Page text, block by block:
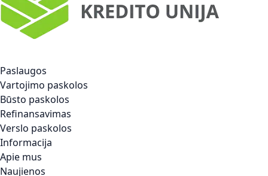
Paslaugos
Vartojimo paskolos
Būsto paskolos
Refinansavimas
Verslo paskolos
Informacija
Apie mus
Naujienos